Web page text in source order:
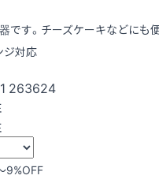
です。チーズケーキなどにも
ジ対応
263624
9%OFF